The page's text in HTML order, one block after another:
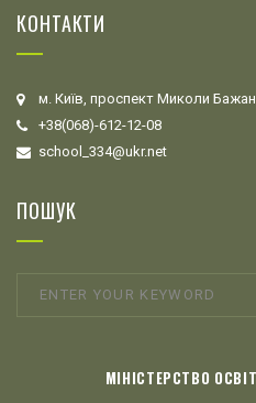
КОНТАКТИ
м. Київ, проспект Миколи
+38(068)-612-12-08
school_334@ukr.net
ПОШУК
МІНІСТЕРСТВО